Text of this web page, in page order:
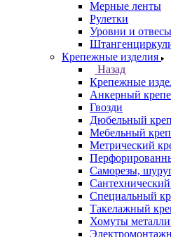
Мерные ленты
Рулетки
Уровни и отвесы
Крепежные изделия
Назад
Крепежные
Анкерный
Гвозди
Дюбельный
Мебельный
Метрический
Саморезы,
Специальный
Такелажный
Хомуты